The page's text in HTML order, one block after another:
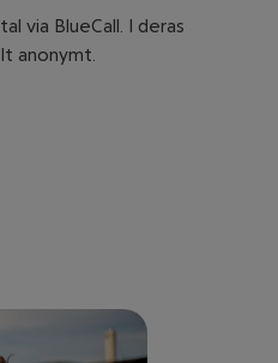
via BlueCall. I deras
anonymt.